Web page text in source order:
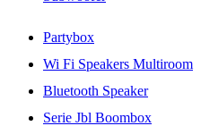
Partybox
Wi Fi Speakers Multiroom
Bluetooth Speaker
Serie Jbl Boombox